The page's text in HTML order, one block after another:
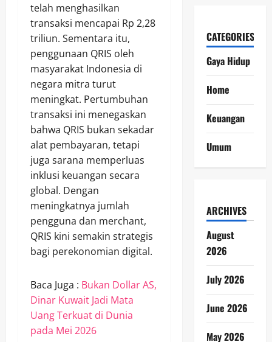
telah menghasilkan
transaksi mencapai Rp 2,28
triliun. Sementara itu,
penggunaan QRIS oleh
masyarakat Indonesia di
negara mitra turut
meningkat. Pertumbuhan
transaksi ini menegaskan
bahwa QRIS bukan sekadar
alat pembayaran, tetapi
juga sarana memperluas
inklusi keuangan secara
global. Dengan
meningkatnya jumlah
pengguna dan merchant,
QRIS kini semakin strategis
bagi perekonomian digital.
Baca Juga : Bukan Dollar AS,
Dinar Kuwait Jadi Mata
Uang Terkuat di Dunia
pada Mei 2026
CATEGORIES
Gaya Hidup
Home
Keuangan
Umum
ARCHIVES
August
2026
July 2026
June 2026
May 2026